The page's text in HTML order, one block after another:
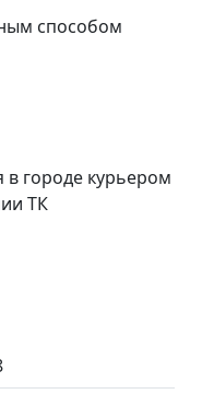
способом
в городе курьером
ТК